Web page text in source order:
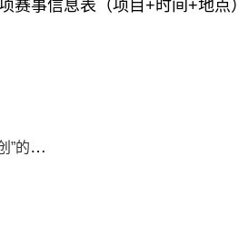
赛事信息表（项目+时间+地点）
验场